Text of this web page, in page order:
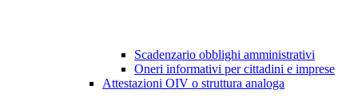
Scadenzario obblighi amministrativi
Oneri informativi per cittadini e imprese
Attestazioni OIV o struttura analoga